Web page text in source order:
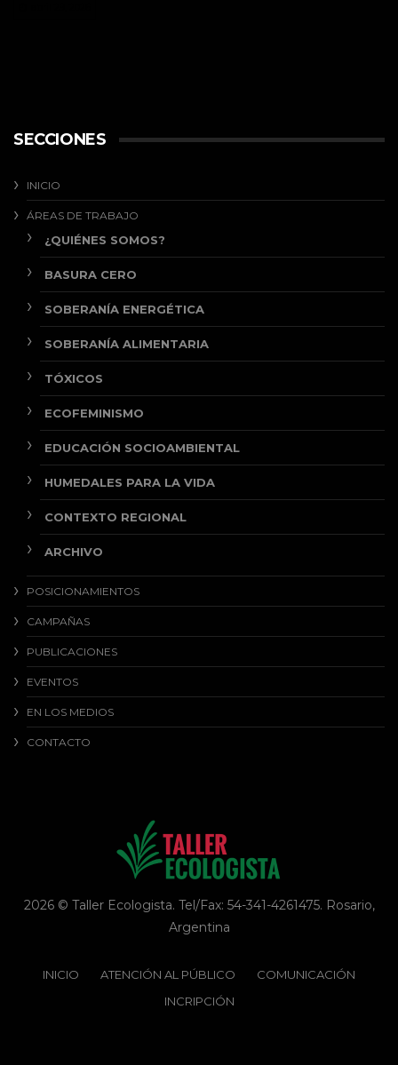
SECCIONES
INICIO
ÁREAS DE TRABAJO
¿QUIÉNES SOMOS?
BASURA CERO
SOBERANÍA ENERGÉTICA
SOBERANÍA ALIMENTARIA
TÓXICOS
ECOFEMINISMO
EDUCACIÓN SOCIOAMBIENTAL
HUMEDALES PARA LA VIDA
CONTEXTO REGIONAL
ARCHIVO
POSICIONAMIENTOS
CAMPAÑAS
PUBLICACIONES
EVENTOS
EN LOS MEDIOS
CONTACTO
2026 © Taller Ecologista. Tel/Fax: 54-341-4261475. Rosario,
Argentina
INICIO ATENCIÓN AL PÚBLICO
COMUNICACIÓN
INCRIPCIÓN